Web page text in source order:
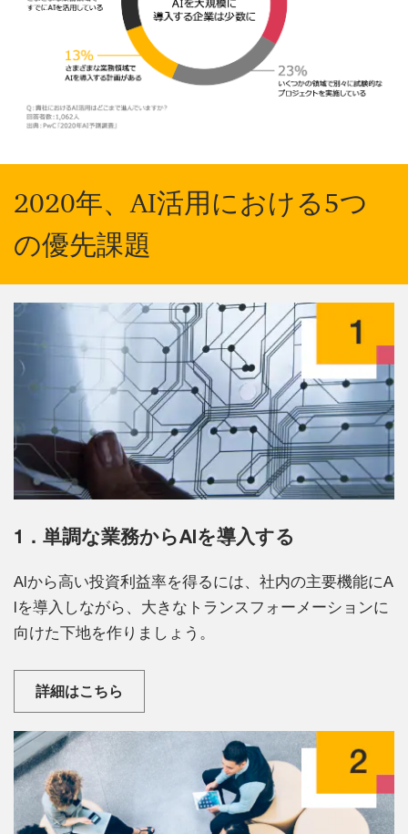
2020年、AI活用における5つ
の優先課題
1．単調な業務からAIを導入する
AIから高い投資利益率を得るには、社内の主要機能にA
Iを導入しながら、大きなトランスフォーメーションに
向けた下地を作りましょう。
詳細はこちら